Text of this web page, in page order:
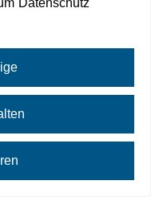
- Day Spa
Datenschutz